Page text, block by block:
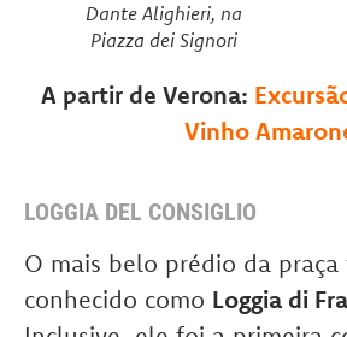
Dante Alighieri, na
Piazza dei Signori
A partir de Verona:
Vinho
LOGGIA DEL CONSIGLIO
O mais belo prédio da praça
conhecido como Loggia di